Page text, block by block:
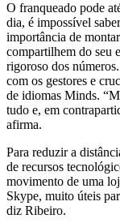
O franqueado pode
dia, é impossível
importância de
compartilhem do seu
rigoroso dos
com os gestores e
de idiomas Minds.
tudo e, em
afirma.
Para reduzir a
de recursos
movimento de uma
Skype, muito úteis
diz Ribeiro.